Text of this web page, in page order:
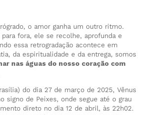
o amor ganha um outro ritmo.
fora, ele se recolhe, aprofunda e
essa retrogradação acontece em
da espiritualidade e da entrega, somos
nas águas do nosso coração com
do dia 27 de março de 2025, Vênus
signo de Peixes, onde segue até o grau
direto no dia 12 de abril, às 22h02.